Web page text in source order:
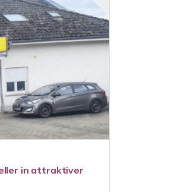
in attraktiver